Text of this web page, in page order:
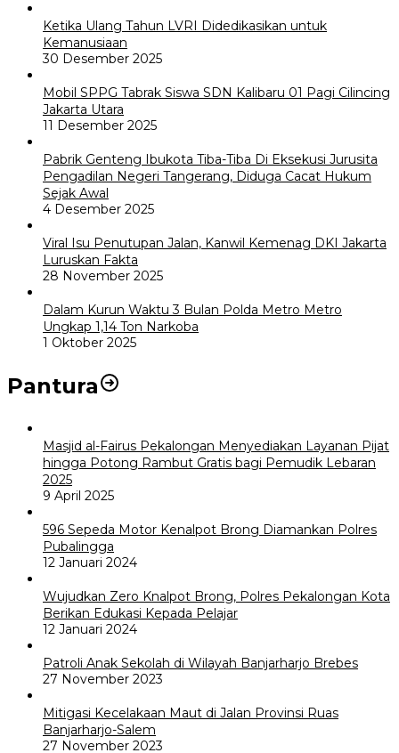
Ketika Ulang Tahun LVRI Didedikasikan untuk
Kemanusiaan
30 Desember 2025
Mobil SPPG Tabrak Siswa SDN Kalibaru 01 Pagi Cilincing
Jakarta Utara
11 Desember 2025
Pabrik Genteng Ibukota Tiba-Tiba Di Eksekusi Jurusita
Pengadilan Negeri Tangerang, Diduga Cacat Hukum
Sejak Awal
4 Desember 2025
Viral Isu Penutupan Jalan, Kanwil Kemenag DKI Jakarta
Luruskan Fakta
28 November 2025
Dalam Kurun Waktu 3 Bulan Polda Metro Metro
Ungkap 1,14 Ton Narkoba
1 Oktober 2025
Pantura
Masjid al-Fairus Pekalongan Menyediakan Layanan Pijat
hingga Potong Rambut Gratis bagi Pemudik Lebaran
2025
9 April 2025
596 Sepeda Motor Kenalpot Brong Diamankan Polres
Pubalingga
12 Januari 2024
Wujudkan Zero Knalpot Brong, Polres Pekalongan Kota
Berikan Edukasi Kepada Pelajar
12 Januari 2024
Patroli Anak Sekolah di Wilayah Banjarharjo Brebes
27 November 2023
Mitigasi Kecelakaan Maut di Jalan Provinsi Ruas
Banjarharjo-Salem
27 November 2023